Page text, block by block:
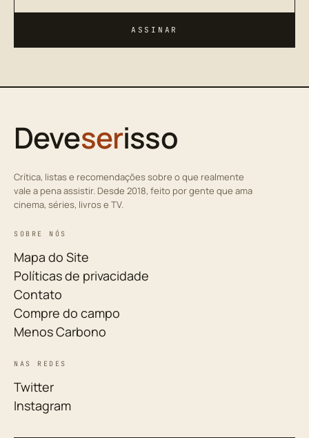
ASSINAR
Deveserisso
Crítica, listas e recomendações sobre o que realmente
vale a pena assistir. Desde 2018, feito por gente que ama
cinema, séries, livros e TV.
SOBRE NÓS
Mapa do Site
Políticas de privacidade
Contato
Compre do campo
Menos Carbono
NAS REDES
Twitter
Instagram